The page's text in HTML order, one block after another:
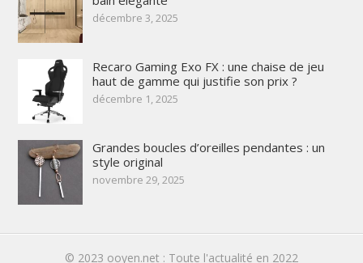
décembre 3, 2025
Recaro Gaming Exo FX : une chaise de jeu
haut de gamme qui justifie son prix ?
décembre 1, 2025
Grandes boucles d’oreilles pendantes : un
style original
novembre 29, 2025
© 2023 ooyen.net : Toute l'actualité en 2022